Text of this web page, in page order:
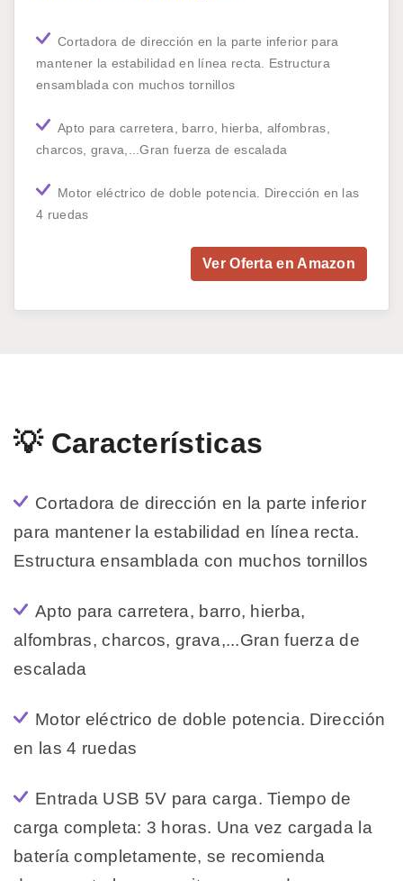
Cortadora de dirección en la parte inferior para
mantener la estabilidad en línea recta. Estructura
ensamblada con muchos tornillos
Apto para carretera, barro, hierba, alfombras,
charcos, grava,...Gran fuerza de escalada
Motor eléctrico de doble potencia. Dirección en las
4 ruedas
Ver Oferta en Amazon
💡 Características
Cortadora de dirección en la parte inferior
para mantener la estabilidad en línea recta.
Estructura ensamblada con muchos tornillos
Apto para carretera, barro, hierba,
alfombras, charcos, grava,...Gran fuerza de
escalada
Motor eléctrico de doble potencia. Dirección
en las 4 ruedas
Entrada USB 5V para carga. Tiempo de
carga completa: 3 horas. Una vez cargada la
batería completamente, se recomienda